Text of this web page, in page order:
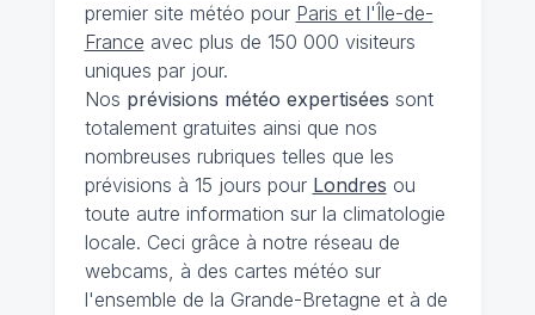
premier site météo pour Paris et l'Île-de-
France avec plus de 150 000 visiteurs
uniques par jour.
Nos prévisions météo expertisées sont
totalement gratuites ainsi que nos
nombreuses rubriques telles que les
prévisions à 15 jours pour Londres ou
toute autre information sur la climatologie
locale. Ceci grâce à notre réseau de
webcams, à des cartes météo sur
l'ensemble de la Grande-Bretagne et à de